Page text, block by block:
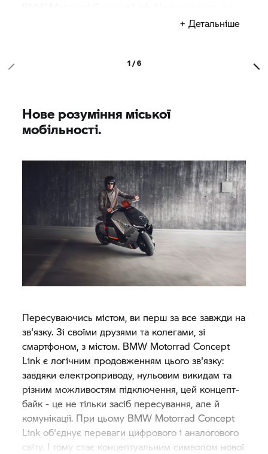
думаючи одночасно про водія, машини та світ
+ Детальніше
1 / 6
Нове розуміння міської
мобільності.
Пересуваючись містом, ви перш за все завжди на
зв'язку. Зі своїми друзями та колегами, зі
смартфоном, з містом. BMW Motorrad Concept
Link є логічним продовженням цього зв'язку:
завдяки електроприводу, нульовим викидам та
різним можливостям підключення, цей концепт-
байк - це не тільки засіб пересування, але й
комунікації. При цьому BMW Motorrad Concept
Link об'єднує переваги цифрового і аналогового
світу. І тому стає концептуальним символом нової